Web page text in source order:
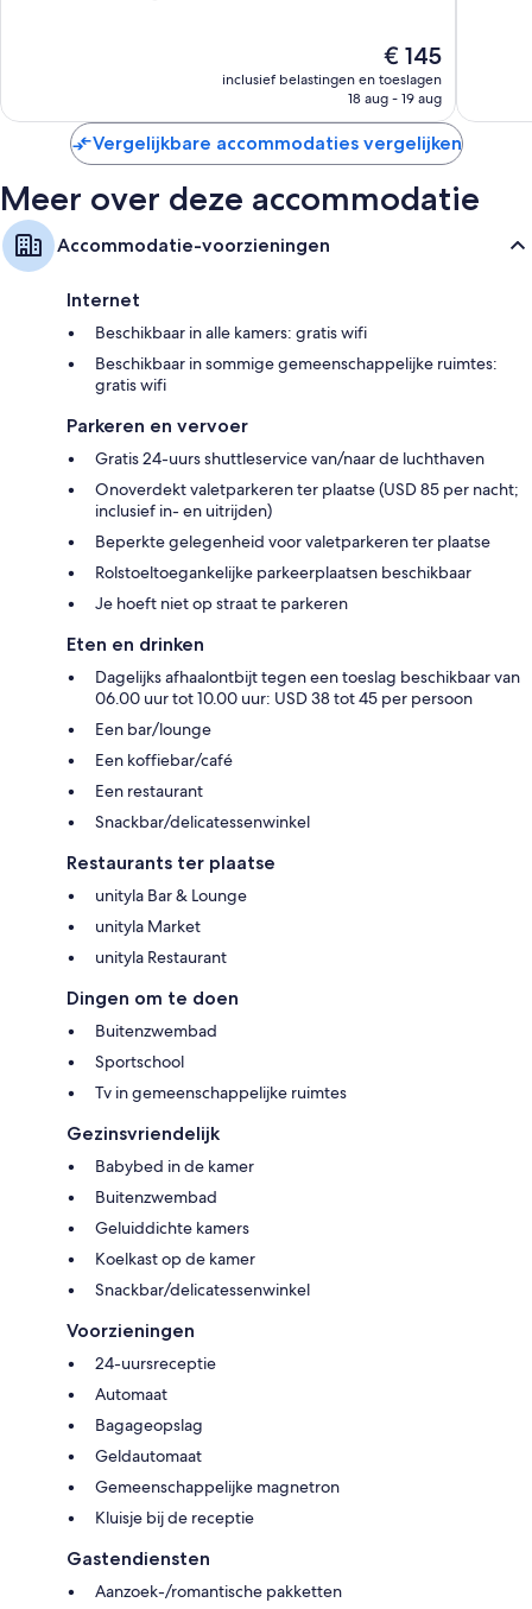
Badkamers met regendouches en baden of douches
Flatscreentelevisies van 55 inch met digitale zenders
Koelkasten, gratis baby-/kinderbedjes en
koffiezetapparaten/waterkokers
De
prijs
is
€ 145
inclusief belastingen en toeslagen
18 aug - 19 aug
Vergelijkbare accommodaties vergelijken
Meer over deze accommodatie
Accommodatie-voorzieningen
Internet
Beschikbaar in alle kamers: gratis wifi
Beschikbaar in sommige gemeenschappelijke ruimtes:
gratis wifi
Parkeren en vervoer
Gratis 24-uurs shuttleservice van/naar de luchthaven
Onoverdekt valetparkeren ter plaatse (USD 85 per nacht;
inclusief in- en uitrijden)
Beperkte gelegenheid voor valetparkeren ter plaatse
Rolstoeltoegankelijke parkeerplaatsen beschikbaar
Je hoeft niet op straat te parkeren
Eten en drinken
Dagelijks afhaalontbijt tegen een toeslag beschikbaar van
06.00 uur tot 10.00 uur: USD 38 tot 45 per persoon
Een bar/lounge
Een koffiebar/café
Een restaurant
Snackbar/delicatessenwinkel
Restaurants ter plaatse
unityla Bar & Lounge
unityla Market
unityla Restaurant
Dingen om te doen
Buitenzwembad
Sportschool
Tv in gemeenschappelijke ruimtes
Gezinsvriendelijk
Babybed in de kamer
Buitenzwembad
Geluiddichte kamers
Koelkast op de kamer
Snackbar/delicatessenwinkel
Voorzieningen
24-uursreceptie
Automaat
Bagageopslag
Geldautomaat
Gemeenschappelijke magnetron
Kluisje bij de receptie
Gastendiensten
Aanzoek-/romantische pakketten